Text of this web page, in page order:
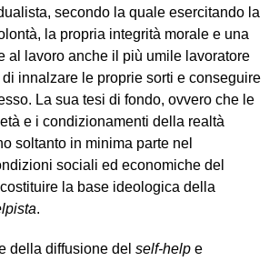
secondo la quale esercitando la
la propria integrità morale e una
al lavoro anche il più umile lavoratore
innalzare le proprie sorti e conseguire
La sua tesi di fondo, ovvero che le
e i condizionamenti della realtà
soltanto in minima parte nel
sociali ed economiche del
la base ideologica della
.
della diffusione del self-help e